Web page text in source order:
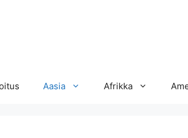
Aasia Afrikka